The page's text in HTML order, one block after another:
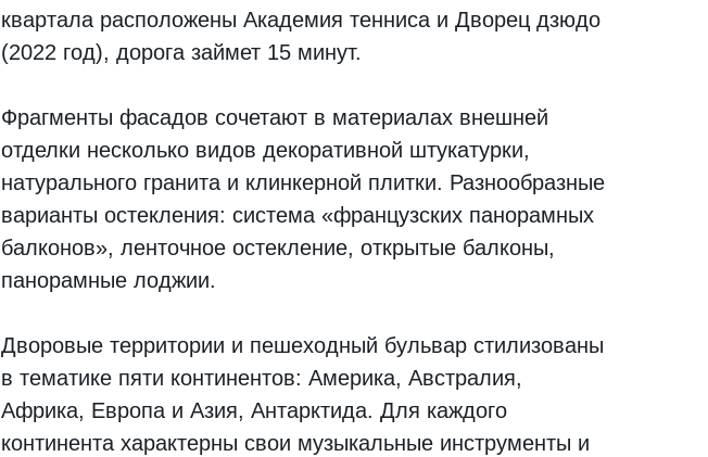
квартала расположены Академия тенниса и Дворец дзюдо
(2022 год), дорога займет 15 минут.
Фрагменты фасадов сочетают в материалах внешней
отделки несколько видов декоративной штукатурки,
натурального гранита и клинкерной плитки. Разнообразные
варианты остекления: система «французских панорамных
балконов», ленточное остекление, открытые балконы,
панорамные лоджии.
Дворовые территории и пешеходный бульвар стилизованы
в тематике пяти континентов: Америка, Австралия,
Африка, Европа и Азия, Антарктида. Для каждого
континента характерны свои музыкальные инструменты и